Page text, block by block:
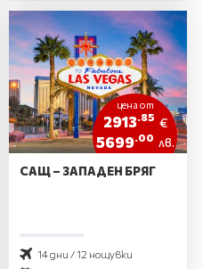
цена от
2913.85 €
5699 .00 лв.
САЩ – ЗАПАДЕН БРЯГ
14 дни / 12 нощувки